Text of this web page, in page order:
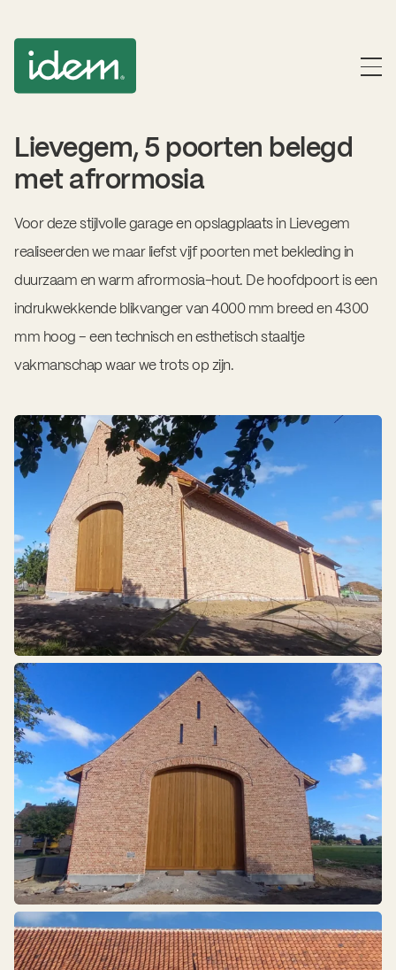
Lievegem, 5 poorten belegd
met afrormosia
Voor deze stijlvolle garage en opslagplaats in Lievegem
realiseerden we maar liefst vijf poorten met bekleding in
duurzaam en warm afrormosia-hout. De hoofdpoort is een
indrukwekkende blikvanger van 4000 mm breed en 4300
mm hoog – een technisch en esthetisch staaltje
vakmanschap waar we trots op zijn.